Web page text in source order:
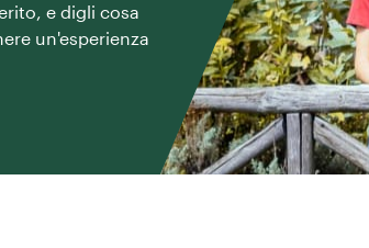
e digli cosa
un'esperienza